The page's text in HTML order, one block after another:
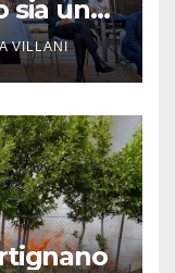
sia un
VILLANI